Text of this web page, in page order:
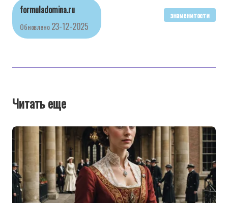
formuladomina.ru
Обновлено 23-12-2025
знаменитости
Читать еще